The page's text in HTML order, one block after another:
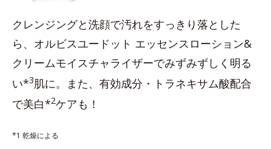
クレンジングと洗顔で汚れをすっきり落とした
ら、オルビスユードット エッセンスローション&
クリームモイスチャライザーでみずみずしく明る
い*3肌に。また、有効成分・トラネキサム酸配合
で美白*2ケアも！
*1 乾燥による